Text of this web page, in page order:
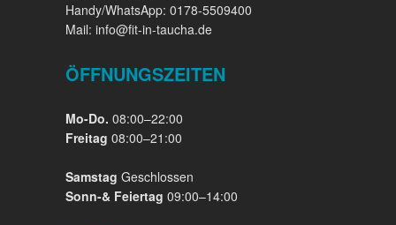
Handy/WhatsApp: 0178-5509400
Mail: info@fit-in-taucha.de
ÖFFNUNGSZEITEN
Mo-Do. 08:00–22:00
Freitag 08:00–21:00
Samstag Geschlossen
Sonn-& Feiertag 09:00–14:00
Laden der
Karte
akzeptieren
Datenschutzerklärung
von